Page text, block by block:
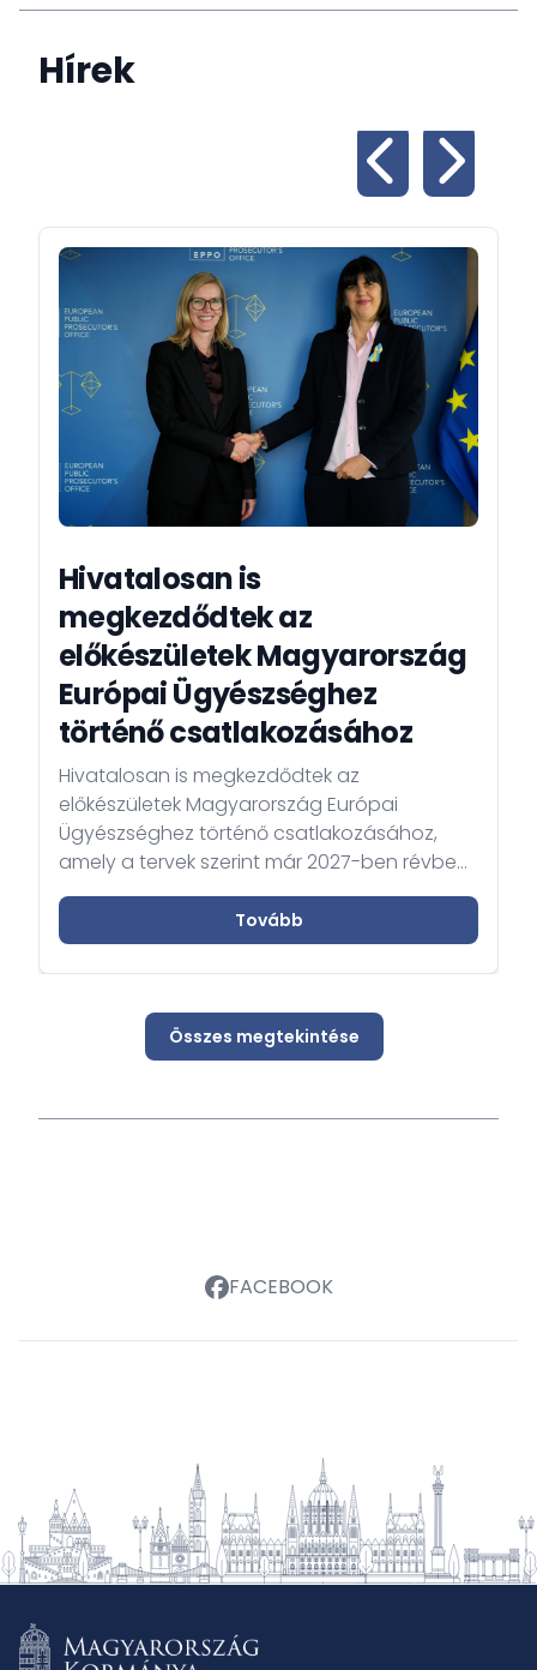
Hírek
Hivatalosan is
megkezdődtek az
előkészületek Magyarország
Európai Ügyészséghez
történő csatlakozásához
Hivatalosan is megkezdődtek az
előkészületek Magyarország Európai
Ügyészséghez történő csatlakozásához,
amely a tervek szerint már 2027-ben révbe
ér.
Tovább
Összes megtekintése
FACEBOOK